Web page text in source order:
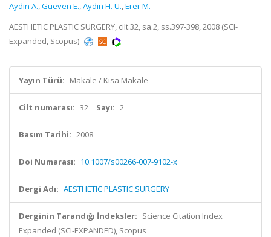
Aydin A.,Gueven E.,Aydin H. U.,Erer M.
AESTHETIC PLASTIC SURGERY, cilt.32, sa.2, ss.397-398, 2008 (SCI-
Expanded, Scopus)
Yayın Türü: Makale / Kısa Makale
Cilt numarası: 32 Sayı: 2
Basım Tarihi: 2008
Doi Numarası: 10.1007/s00266-007-9102-x
Dergi Adı: AESTHETIC PLASTIC SURGERY
Derginin Tarandığı İndeksler: Science Citation Index
Expanded (SCI-EXPANDED), Scopus